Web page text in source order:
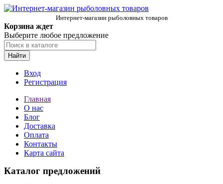
Интернет-магазин рыболовных товаров
Корзина ждет
Выберите любое предложение
Найти
Вход
Регистрация
Главная
О нас
Блог
Доставка
Оплата
Контакты
Карта сайта
Каталог предложений